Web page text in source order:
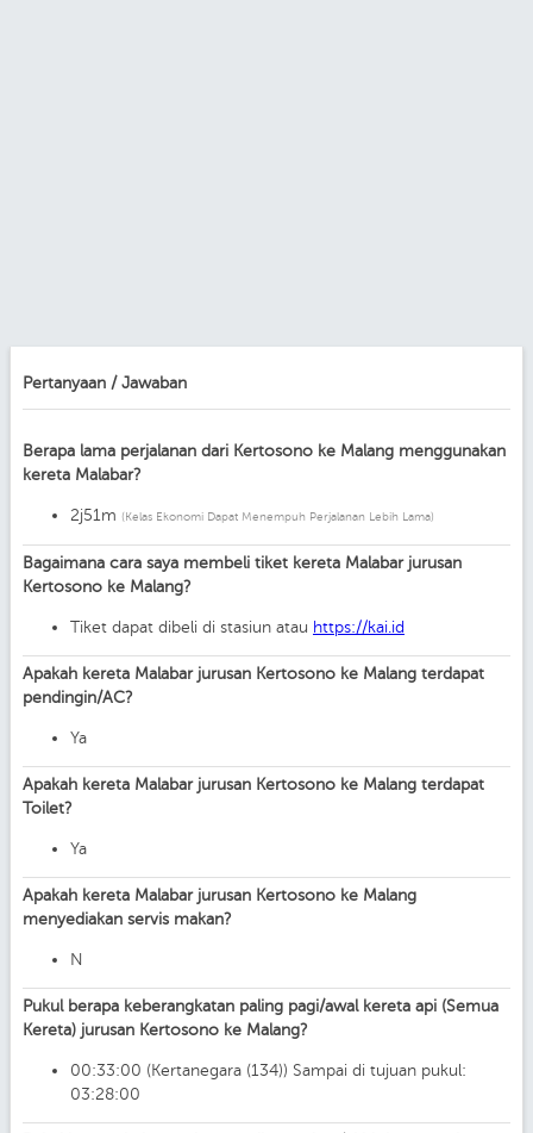
Pertanyaan / Jawaban
Berapa lama perjalanan dari Kertosono ke Malang menggunakan
kereta Malabar?
2j51m (Kelas Ekonomi Dapat Menempuh Perjalanan Lebih Lama)
Bagaimana cara saya membeli tiket kereta Malabar jurusan
Kertosono ke Malang?
Tiket dapat dibeli di stasiun atau https://kai.id
Apakah kereta Malabar jurusan Kertosono ke Malang terdapat
pendingin/AC?
Ya
Apakah kereta Malabar jurusan Kertosono ke Malang terdapat
Toilet?
Ya
Apakah kereta Malabar jurusan Kertosono ke Malang
menyediakan servis makan?
N
Pukul berapa keberangkatan paling pagi/awal kereta api (Semua
Kereta) jurusan Kertosono ke Malang?
00:33:00 (Kertanegara (134)) Sampai di tujuan pukul:
03:28:00